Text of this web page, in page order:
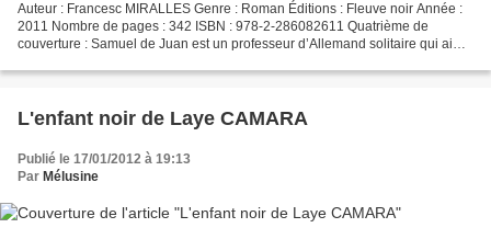
Auteur : Francesc MIRALLES Genre : Roman Éditions : Fleuve noir Année :
2011 Nombre de pages : 342 ISBN : 978-2-286082611 Quatrième de
couverture : Samuel de Juan est un professeur d’Allemand solitaire qui aime
L'enfant noir de Laye CAMARA
Publié le 17/01/2012 à 19:13
Par Mélusine